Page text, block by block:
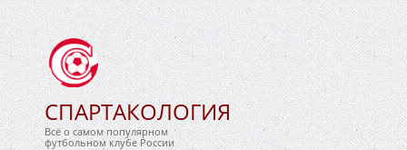
СПАРТАКОЛОГИЯ
Всё о самом популярном
футбольном клубе России